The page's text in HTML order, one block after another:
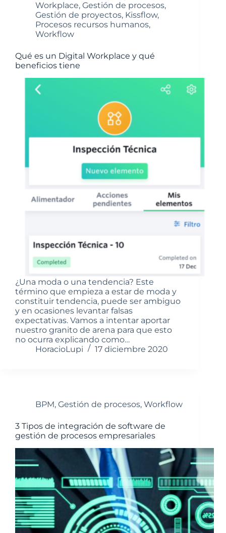
Workplace, Gestión de procesos,
Gestión de proyectos, Kissflow,
Procesos recursos humanos,
Workflow
Qué es un Digital Workplace y qué
beneficios tiene
¿Una moda o una tendencia? Este
término que empieza a estar de moda y
constituir tendencia, puede ser ambiguo
y en ocasiones levantar falsas
expectativas. Vamos a intentar aportar
nuestro granito de arena para que esto
no ocurra explicando como…
HoracioLupi
17 diciembre 2020
BPM, Gestión de procesos, Workflow
3 Tipos de integración de software de
gestión de procesos empresariales